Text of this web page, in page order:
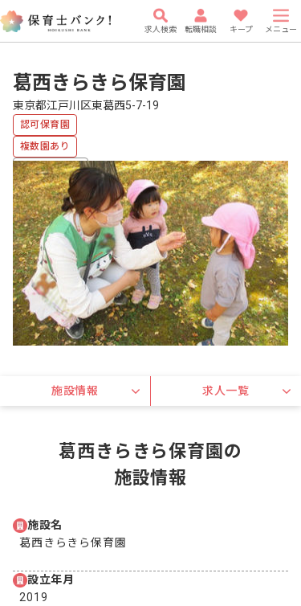
求人検索 転職相談 キープ メニュー
葛西きらきら保育園
東京都江戸川区東葛西5-7-19
認可保育園
複数園あり
福利厚生充実
有給
駅近5分以内
研修充実
施設情報 求人一覧
葛西きらきら保育園の
施設情報
施設名
葛西きらきら保育園
設立年月
2019